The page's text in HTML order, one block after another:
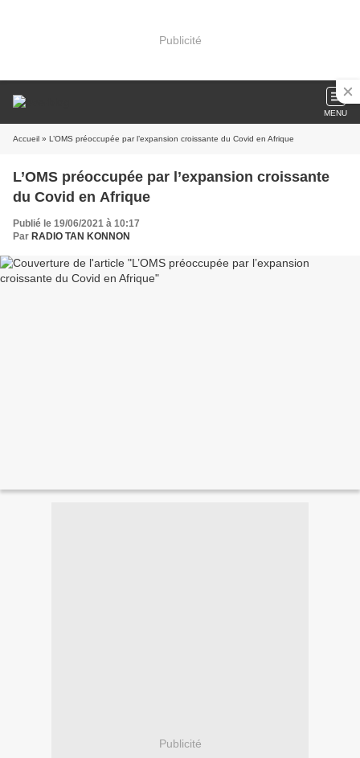
Publicité
MENU
Accueil » L’OMS préoccupée par l’expansion croissante du Covid en Afrique
L’OMS préoccupée par l’expansion croissante
du Covid en Afrique
Publié le 19/06/2021 à 10:17
Par RADIO TAN KONNON
Publicité